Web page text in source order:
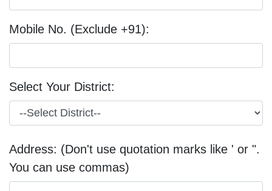
Mobile No. (Exclude +91):
Select Your District:
Address: (Don't use quotation marks like ' or ".
You can use commas)